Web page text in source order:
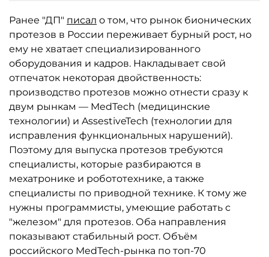
Ранее "ДП" писал о том, что рынок бионических
протезов в России переживает бурный рост, но
ему не хватает специализированного
оборудования и кадров. Накладывает свой
отпечаток некоторая двойственность:
производство протезов можно отнести сразу к
двум рынкам — MedTech (медицинские
технологии) и AssestiveTech (технологии для
исправления функциональных нарушений).
Поэтому для выпуска протезов требуются
специалисты, которые разбираются в
мехатронике и робототехнике, а также
специалисты по приводной технике. К тому же
нужны программисты, умеющие работать с
"железом" для протезов. Оба направления
показывают стабильный рост. Объём
российского MedTech-рынка по топ-70